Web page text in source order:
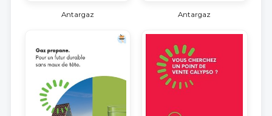
Antargaz Antargaz